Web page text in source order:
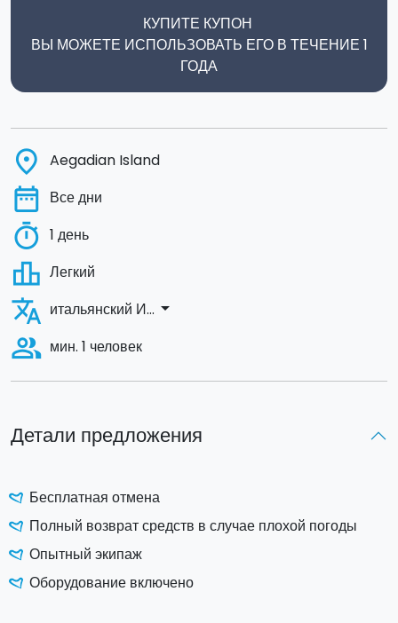
Детали предложения
Бесплатная отмена
Полный возврат средств в случае плохой погоды
Опытный экипаж
Оборудование включено
КУПИТЕ КУПОН
ВЫ МОЖЕТЕ ИСПОЛЬЗОВАТЬ ЕГО В ТЕЧЕНИЕ 1
ГОДА
place Aegadian Island
date_range Все дни
timer 1 день
leaderboard Легкий
translate итальянский И... arrow_drop_down
people_alt мин. 1 человек